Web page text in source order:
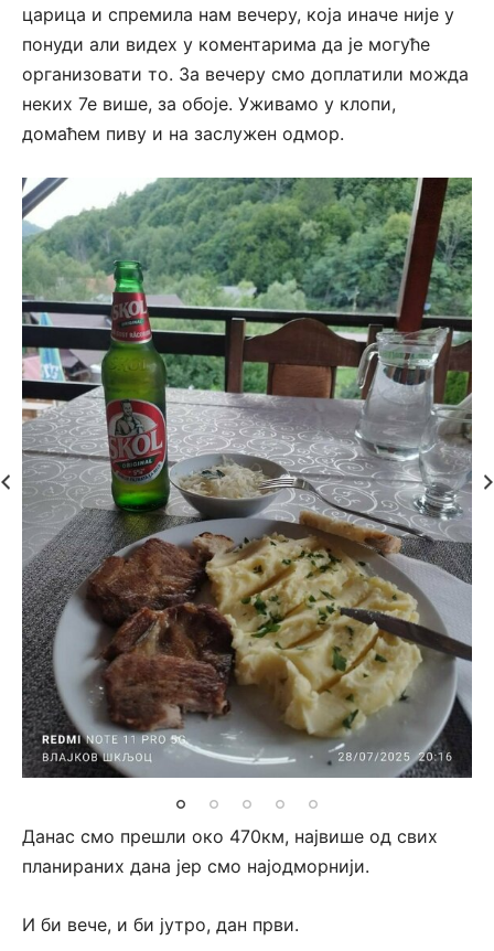
царица и спремила нам вечеру, која иначе није у
понуди али видех у коментарима да је могуће
организовати то. За вечеру смо доплатили можда
неких 7е више, за обоје. Уживамо у клопи,
домаћем пиву и на заслужен одмор.
Данас смо прешли око 470км, највише од свих
планираних дана јер смо најодморнији.
И би вече, и би јутро, дан први.